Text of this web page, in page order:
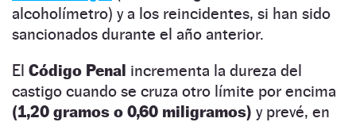
alcoholímetro) y a los reincidentes, si han sido
sancionados durante el año anterior.
El Código Penal incrementa la dureza del
castigo cuando se cruza otro límite por encima
(1,20 gramos o 0,60 miligramos) y prevé, en